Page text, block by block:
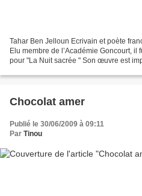
Tahar Ben Jelloun Ecrivain et poète
Elu membre de l’Académie Goncourt, il
pour "La Nuit sacrée " Son œuvre est
Chocolat amer
Publié le 30/06/2009 à 09:11
Par Tinou